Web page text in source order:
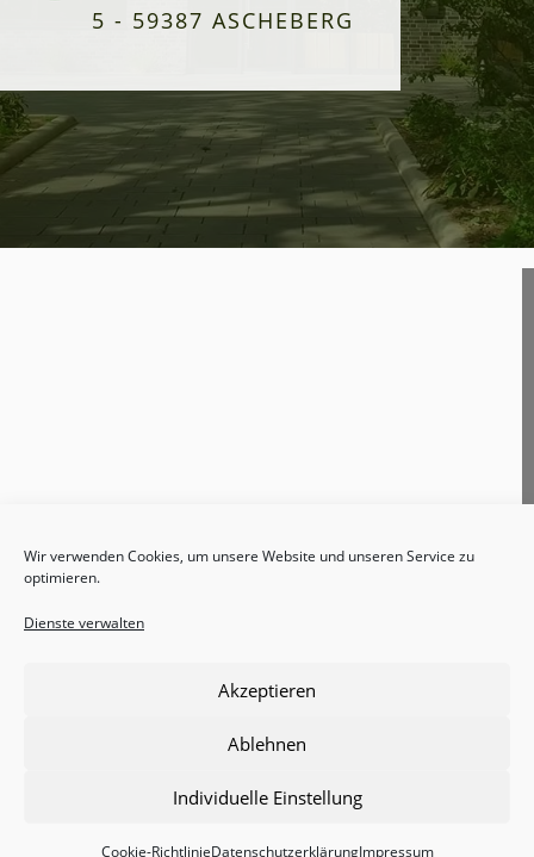
Wir verwenden Cookies, um unsere Website und unseren Service zu
optimieren.
Dienste verwalten
Akzeptieren
Ablehnen
Individuelle Einstellung
Cookie-RichtlinieDatenschutzerklärungImpressum
5 - 59387 ASCHEBERG
Impressum
Datenschutzerklärung